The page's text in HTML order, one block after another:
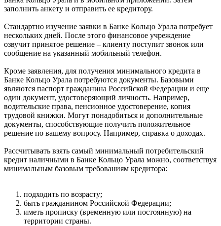
заполнить анкету и отправить ее кредитору.
Стандартно изучение заявки в Банке Кольцо Урала потребует
нескольких дней. После этого финансовое учреждение
озвучит принятое решение – клиенту поступит звонок или
сообщение на указанный мобильный телефон.
Кроме заявления, для получения минимального кредита в
Банке Кольцо Урала потребуются документы. Базовыми
являются паспорт гражданина Российской Федерации и еще
один документ, удостоверяющий личность. Например,
водительские права, пенсионное удостоверение, копия
трудовой книжки. Могут понадобиться и дополнительные
документы, способствующие получить положительное
решение по вашему вопросу. Например, справка о доходах.
Рассчитывать взять самый минимальный потребительский
кредит наличными в Банке Кольцо Урала можно, соответствуя
минимальным базовым требованиям кредитора:
подходить по возрасту;
быть гражданином Российской Федерации;
иметь прописку (временную или постоянную) на
территории страны.